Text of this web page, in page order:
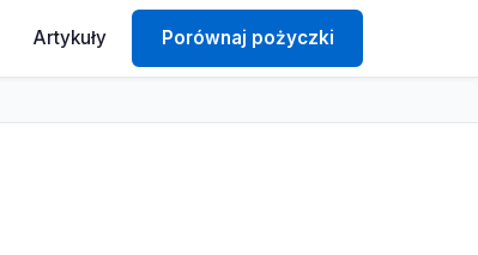
Artykuły Porównaj pożyczki